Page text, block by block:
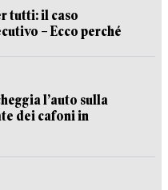
tutti: il caso
– Ecco perché
l’auto sulla
dei cafoni in